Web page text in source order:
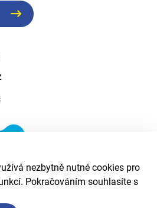
nezbytně nutné cookies pro
Pokračováním souhlasíte s